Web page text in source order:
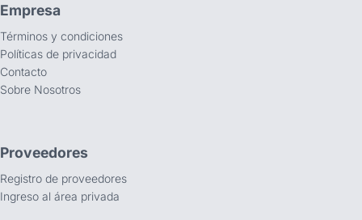
Empresa
Términos y condiciones
Políticas de privacidad
Contacto
Sobre Nosotros
Proveedores
Registro de proveedores
Ingreso al área privada